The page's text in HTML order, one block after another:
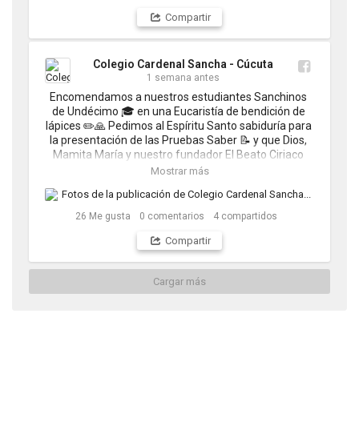
Compartir
Colegio Cardenal Sancha - Cúcuta
1 semana antes
Encomendamos a nuestros estudiantes Sanchinos
de Undécimo 🎓 en una Eucaristía de bendición de
lápices ✏️🙏 Pedimos al Espíritu Santo sabiduría para
la presentación de las Pruebas Saber 📝 y que Dios,
Mamita María y nuestro fundador El Beato Ciriaco
María Sancha los acompañen 📚✨
También compartimos un espacio de bienestar con
ellos, para cuidar su mente y su corazón en este gran
#Carsan #Cúcuta
#Sanchinosdecorazón
Mostrar más
26 Me gusta 0 comentarios 4 compartidos
Compartir
Cargar más